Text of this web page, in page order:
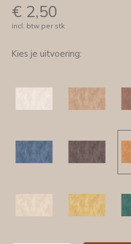
€ 2,50
incl. btw per stk
Kies je uitvoering: